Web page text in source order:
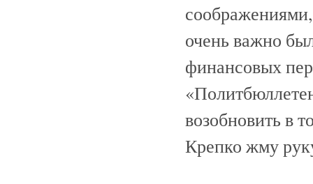
очень важно
финансовых
возобновить в
Крепко жму